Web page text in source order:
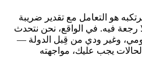
هو التعامل مع تقدير ضريبة
رجعة فيه. في الواقع، نحن نتحدث
وغير ودي من قِبل الدولة —
يجب عليك، مواجهته